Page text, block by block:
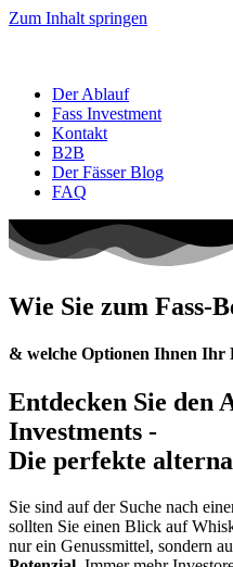
Zum Inhalt springen
Der Ablauf
Fass Investment
Kontakt
B2B
Der Fässer Blog
FAQ
Wie Sie zum Fass-
& welche Optionen Ihnen Ihr
Entdecken Sie den
Investments -
Die perfekte
Sie sind auf der Suche nach
sollten Sie einen Blick auf
nur ein Genussmittel, sondern